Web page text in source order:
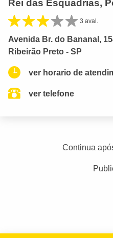
Rei das Esquadrias,
3 aval.
Avenida Br. do Bananal,
Ribeirão Preto - SP
ver horario de
ver telefone
Continua